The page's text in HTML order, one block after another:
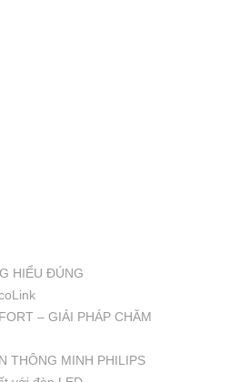
HIỂU ĐÚNG
– GIẢI PHÁP CHĂM
THÔNG MINH PHILIPS